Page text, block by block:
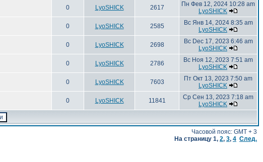
0 LyoSHICK 2617
Пн Фев 12, 2024 10:28 am
LyoSHICK
0 LyoSHICK 2585
Вс Янв 14, 2024 8:35 am
LyoSHICK
0 LyoSHICK 2698
Вс Dec 17, 2023 6:46 am
LyoSHICK
0 LyoSHICK 2786
Вс Ноя 12, 2023 7:51 am
LyoSHICK
0 LyoSHICK 7603
Пт Окт 13, 2023 7:50 am
LyoSHICK
0 LyoSHICK 11841
Ср Сен 13, 2023 7:18 am
LyoSHICK
Часовой пояс: GMT + 3
На страницу 1, 2, 3, 4 След.